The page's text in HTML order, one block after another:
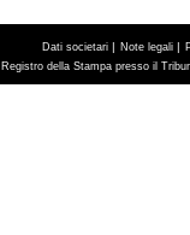
Dati societari | Note legali |
della Stampa presso il